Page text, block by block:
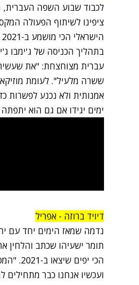
לכבוד שבוע השפה העברית,
ציפינו לשיתוף הפעולה
בתהליך הכניסה של ג'ימבו
עברית מצוחצחת: "את
ששרה מלעיל". לעומת
אמנותית ולא נכנע לפשרות
ימים יגידו אם גם הוא
דיויד ברוזה - אפריל
נדמה שמאז הימים יחד עם
תומר ישעיהו שכתב והלחין
הכי
ועכשיו אנחנו כבר